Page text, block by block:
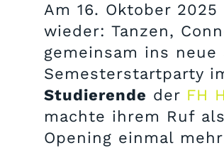
Am 16. Oktober
wieder: Tanzen,
gemeinsam ins
Semesterstartparty
Studierende der FH
machte ihrem Ruf
Opening einmal